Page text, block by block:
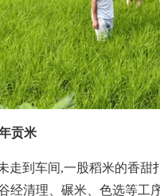
贡米
走到车间,一股稻米的香
经清理、碾米、色选等工